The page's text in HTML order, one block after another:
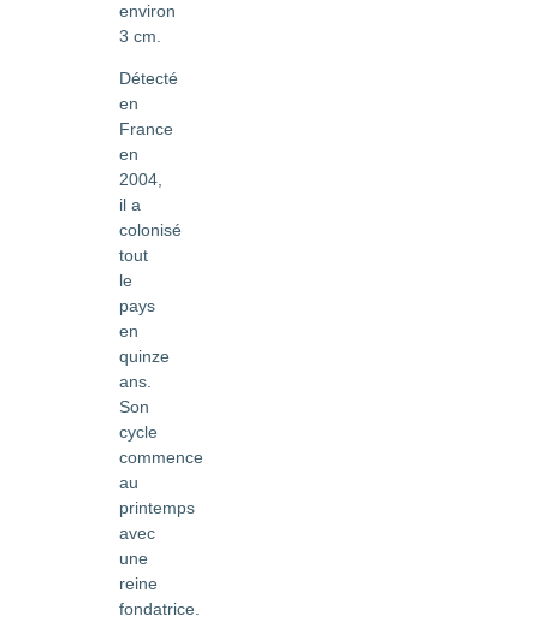
environ
3 cm.
Détecté
en
France
en
2004,
il a
colonisé
tout
le
pays
en
quinze
ans.
Son
cycle
commence
au
printemps
avec
une
reine
fondatrice.